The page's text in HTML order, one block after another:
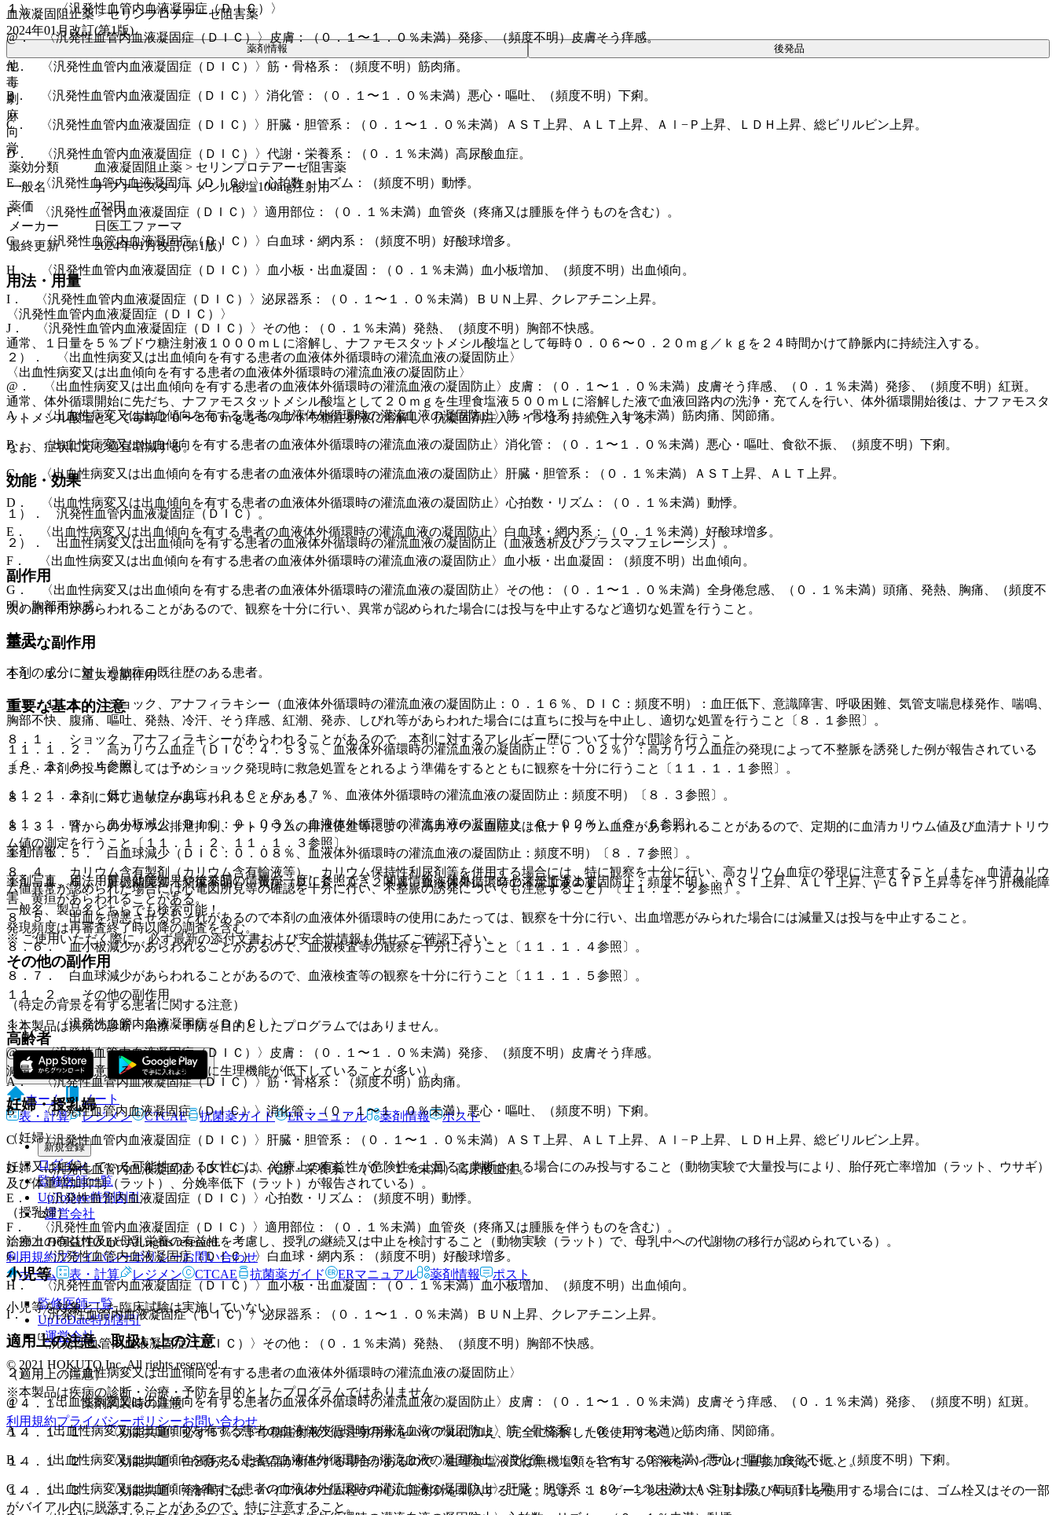
１）． 〈汎発性血管内血液凝固症（ＤＩＣ）〉
@． 〈汎発性血管内血液凝固症（ＤＩＣ）〉皮膚：（０．１〜１．０％未満）発疹、（頻度不明）皮膚そう痒感。
A． 〈汎発性血管内血液凝固症（ＤＩＣ）〉筋・骨格系：（頻度不明）筋肉痛。
B． 〈汎発性血管内血液凝固症（ＤＩＣ）〉消化管：（０．１〜１．０％未満）悪心・嘔吐、（頻度不明）下痢。
C． 〈汎発性血管内血液凝固症（ＤＩＣ）〉肝臓・胆管系：（０．１〜１．０％未満）ＡＳＴ上昇、ＡＬＴ上昇、Ａｌ−Ｐ上昇、ＬＤＨ上昇、総ビリルビン上昇。
D． 〈汎発性血管内血液凝固症（ＤＩＣ）〉代謝・栄養系：（０．１％未満）高尿酸血症。
E． 〈汎発性血管内血液凝固症（ＤＩＣ）〉心拍数・リズム：（頻度不明）動悸。
F． 〈汎発性血管内血液凝固症（ＤＩＣ）〉適用部位：（０．１％未満）血管炎（疼痛又は腫脹を伴うものを含む）。
G． 〈汎発性血管内血液凝固症（ＤＩＣ）〉白血球・網内系：（頻度不明）好酸球増多。
H． 〈汎発性血管内血液凝固症（ＤＩＣ）〉血小板・出血凝固：（０．１％未満）血小板増加、（頻度不明）出血傾向。
I． 〈汎発性血管内血液凝固症（ＤＩＣ）〉泌尿器系：（０．１〜１．０％未満）ＢＵＮ上昇、クレアチニン上昇。
J． 〈汎発性血管内血液凝固症（ＤＩＣ）〉その他：（０．１％未満）発熱、（頻度不明）胸部不快感。
２）． 〈出血性病変又は出血傾向を有する患者の血液体外循環時の灌流血液の凝固防止〉
@． 〈出血性病変又は出血傾向を有する患者の血液体外循環時の灌流血液の凝固防止〉皮膚：（０．１〜１．０％未満）皮膚そう痒感、（０．１％未満）発疹、（頻度不明）紅斑。
A． 〈出血性病変又は出血傾向を有する患者の血液体外循環時の灌流血液の凝固防止〉筋・骨格系：（０．１％未満）筋肉痛、関節痛。
B． 〈出血性病変又は出血傾向を有する患者の血液体外循環時の灌流血液の凝固防止〉消化管：（０．１〜１．０％未満）悪心・嘔吐、食欲不振、（頻度不明）下痢。
C． 〈出血性病変又は出血傾向を有する患者の血液体外循環時の灌流血液の凝固防止〉肝臓・胆管系：（０．１％未満）ＡＳＴ上昇、ＡＬＴ上昇。
D． 〈出血性病変又は出血傾向を有する患者の血液体外循環時の灌流血液の凝固防止〉心拍数・リズム：（０．１％未満）動悸。
E． 〈出血性病変又は出血傾向を有する患者の血液体外循環時の灌流血液の凝固防止〉白血球・網内系：（０．１％未満）好酸球増多。
F． 〈出血性病変又は出血傾向を有する患者の血液体外循環時の灌流血液の凝固防止〉血小板・出血凝固：（頻度不明）出血傾向。
G． 〈出血性病変又は出血傾向を有する患者の血液体外循環時の灌流血液の凝固防止〉その他：（０．１〜１．０％未満）全身倦怠感、（０．１％未満）頭痛、発熱、胸痛、（頻度不
明）胸部不快感。
禁忌
本剤の成分に対し過敏症の既往歴のある患者。
重要な基本的注意
８．１． ショック、アナフィラキシーがあらわれることがあるので、本剤に対するアレルギー歴について十分な問診を行うこと。
また、本剤の投与に際しては予めショック発現時に救急処置をとれるよう準備をするとともに観察を十分に行うこと〔１１．１．１参照〕。
８．２． 本剤に対し過敏症があらわれることがある。
８．３． 腎からのカリウム排泄抑制、ナトリウムの排泄促進等により、高カリウム血症又は低ナトリウム血症があらわれることがあるので、定期的に血清カリウム値及び血清ナトリウ
ム値の測定を行うこと〔１１．１．２、１１．１．３参照〕。
８．４． カリウム含有製剤（カリウム含有輸液等）、カリウム保持性利尿剤等を併用する場合には、特に観察を十分に行い、高カリウム血症の発現に注意すること（また、血清カリウ
ム値異常が認められた場合には心電図所見等の確認を十分に行い、不整脈の誘発についても注意すること）〔１１．１．２参照〕。
８．５． 出血を増悪させるおそれがあるので本剤の血液体外循環時の使用にあたっては、観察を十分に行い、出血増悪がみられた場合には減量又は投与を中止すること。
８．６． 血小板減少があらわれることがあるので、血液検査等の観察を十分に行うこと〔１１．１．４参照〕。
８．７． 白血球減少があらわれることがあるので、血液検査等の観察を十分に行うこと〔１１．１．５参照〕。
（特定の背景を有する患者に関する注意）
高齢者
減量するなど注意すること（一般的に生理機能が低下していることが多い）。
妊婦・授乳婦
（妊婦）
妊婦又は妊娠している可能性のある女性には、治療上の有益性が危険性を上回ると判断される場合にのみ投与すること（動物実験で大量投与により、胎仔死亡率増加（ラット、ウサギ）
及び体重増加抑制（ラット）、分娩率低下（ラット）が報告されている）。
（授乳婦）
治療上の有益性及び母乳栄養の有益性を考慮し、授乳の継続又は中止を検討すること（動物実験（ラット）で、母乳中への代謝物の移行が認められている）。
小児等
小児等を対象とした臨床試験は実施していない。
適用上の注意、取扱い上の注意
（適用上の注意）
１４．１． 薬剤調製時の注意
１４．１．１． 〈効能共通〉必ず５％ブドウ糖注射液又は注射用水をバイアルに加え、完全に溶解した後使用すること。
１４．１．２． 〈効能共通〉白濁あるいは結晶が析出する場合があるので、生理食塩液又は無機塩類を含有する溶液をバイアルに直接加えないこと。
１４．１．３． 〈効能共通〉溶解時には、バイアルのゴム栓の中心に注射針を刺入すること。なお、１８ゲージ以上の太い注射針及び両頭針を使用する場合には、ゴム栓又はその一部
がバイアル内に脱落することがあるので、特に注意すること。
血液凝固阻止薬 > セリンプロテアーゼ阻害薬
2024年01月改訂(第1版)
薬剤情報 後発品
他
毒
劇
麻
向
覚
薬効分類
血液凝固阻止薬 > セリンプロテアーゼ阻害薬
一般名
ナファモスタットメシル酸塩100mg注射用
薬価
732円
メーカー
日医工ファーマ
最終更新
2024年01月改訂(第1版)
用法・用量
〈汎発性血管内血液凝固症（ＤＩＣ）〉
通常、１日量を５％ブドウ糖注射液１０００ｍＬに溶解し、ナファモスタットメシル酸塩として毎時０．０６〜０．２０ｍｇ／ｋｇを２４時間かけて静脈内に持続注入する。
〈出血性病変又は出血傾向を有する患者の血液体外循環時の灌流血液の凝固防止〉
通常、体外循環開始に先だち、ナファモスタットメシル酸塩として２０ｍｇを生理食塩液５００ｍＬに溶解した液で血液回路内の洗浄・充てんを行い、体外循環開始後は、ナファモスタ
ットメシル酸塩として毎時２０〜５０ｍｇを５％ブドウ糖注射液に溶解し、抗凝固剤注入ラインより持続注入する。
なお、症状に応じ適宜増減する。
効能・効果
１）． 汎発性血管内血液凝固症（ＤＩＣ）。
２）． 出血性病変又は出血傾向を有する患者の血液体外循環時の灌流血液の凝固防止（血液透析及びプラスマフェレーシス）。
副作用
次の副作用があらわれることがあるので、観察を十分に行い、異常が認められた場合には投与を中止するなど適切な処置を行うこと。
重大な副作用
１１．１． 重大な副作用
１１．１．１． ショック、アナフィラキシー（血液体外循環時の灌流血液の凝固防止：０．１６％、ＤＩＣ：頻度不明）：血圧低下、意識障害、呼吸困難、気管支喘息様発作、喘鳴、
胸部不快、腹痛、嘔吐、発熱、冷汗、そう痒感、紅潮、発赤、しびれ等があらわれた場合には直ちに投与を中止し、適切な処置を行うこと〔８．１参照〕。
１１．１．２． 高カリウム血症（ＤＩＣ：４．５３％、血液体外循環時の灌流血液の凝固防止：０．０２％）：高カリウム血症の発現によって不整脈を誘発した例が報告されている
〔８．３、８．４参照〕。
１１．１．３． 低ナトリウム血症（ＤＩＣ：０．４７％、血液体外循環時の灌流血液の凝固防止：頻度不明）〔８．３参照〕。
１１．１．４． 血小板減少（ＤＩＣ：０．０３％、血液体外循環時の灌流血液の凝固防止：０．０２％）〔８．６参照〕。
１１．１．５． 白血球減少（ＤＩＣ：０．０８％、血液体外循環時の灌流血液の凝固防止：頻度不明）〔８．７参照〕。
１１．１．６． 肝機能障害（頻度不明）、黄疸（ＤＩＣ：０．２８％、血液体外循環時の灌流血液の凝固防止：頻度不明）：ＡＳＴ上昇、ＡＬＴ上昇、γ−ＧＴＰ上昇等を伴う肝機能障
害、黄疸があらわれることがある。
発現頻度は再審査終了時以降の調査を含む。
その他の副作用
１１．２． その他の副作用
１）． 〈汎発性血管内血液凝固症（ＤＩＣ）〉
@． 〈汎発性血管内血液凝固症（ＤＩＣ）〉皮膚：（０．１〜１．０％未満）発疹、（頻度不明）皮膚そう痒感。
A． 〈汎発性血管内血液凝固症（ＤＩＣ）〉筋・骨格系：（頻度不明）筋肉痛。
B． 〈汎発性血管内血液凝固症（ＤＩＣ）〉消化管：（０．１〜１．０％未満）悪心・嘔吐、（頻度不明）下痢。
C． 〈汎発性血管内血液凝固症（ＤＩＣ）〉肝臓・胆管系：（０．１〜１．０％未満）ＡＳＴ上昇、ＡＬＴ上昇、Ａｌ−Ｐ上昇、ＬＤＨ上昇、総ビリルビン上昇。
D． 〈汎発性血管内血液凝固症（ＤＩＣ）〉代謝・栄養系：（０．１％未満）高尿酸血症。
E． 〈汎発性血管内血液凝固症（ＤＩＣ）〉心拍数・リズム：（頻度不明）動悸。
F． 〈汎発性血管内血液凝固症（ＤＩＣ）〉適用部位：（０．１％未満）血管炎（疼痛又は腫脹を伴うものを含む）。
G． 〈汎発性血管内血液凝固症（ＤＩＣ）〉白血球・網内系：（頻度不明）好酸球増多。
H． 〈汎発性血管内血液凝固症（ＤＩＣ）〉血小板・出血凝固：（０．１％未満）血小板増加、（頻度不明）出血傾向。
I． 〈汎発性血管内血液凝固症（ＤＩＣ）〉泌尿器系：（０．１〜１．０％未満）ＢＵＮ上昇、クレアチニン上昇。
J． 〈汎発性血管内血液凝固症（ＤＩＣ）〉その他：（０．１％未満）発熱、（頻度不明）胸部不快感。
２）． 〈出血性病変又は出血傾向を有する患者の血液体外循環時の灌流血液の凝固防止〉
@． 〈出血性病変又は出血傾向を有する患者の血液体外循環時の灌流血液の凝固防止〉皮膚：（０．１〜１．０％未満）皮膚そう痒感、（０．１％未満）発疹、（頻度不明）紅斑。
A． 〈出血性病変又は出血傾向を有する患者の血液体外循環時の灌流血液の凝固防止〉筋・骨格系：（０．１％未満）筋肉痛、関節痛。
B． 〈出血性病変又は出血傾向を有する患者の血液体外循環時の灌流血液の凝固防止〉消化管：（０．１〜１．０％未満）悪心・嘔吐、食欲不振、（頻度不明）下痢。
C． 〈出血性病変又は出血傾向を有する患者の血液体外循環時の灌流血液の凝固防止〉肝臓・胆管系：（０．１％未満）ＡＳＴ上昇、ＡＬＴ上昇。
薬剤情報
薬剤写真、用法用量、効能効果や後発品の情報が一度に参照でき、関連情報へ簡単にアクセスができます。
一般名、製品名どちらでも検索可能！
※ ご使用いただく際に、必ず最新の添付文書および安全性情報も併せてご確認下さい。
※本製品は疾病の診断・治療・予防を目的としたプログラムではありません。
ホーム
ノート
表・計算
レジメン CTCAE 抗菌薬ガイド ERマニュアル 薬剤情報 ポスト
新規登録
ログイン
監修医師一覧
UpToDate特別割引
運営会社
© 2021 HOKUTO Inc. All rights reserved.
利用規約プライバシーポリシーお問い合わせ
ホーム
表・計算 レジメン CTCAE 抗菌薬ガイド ERマニュアル 薬剤情報 ポスト
監修医師一覧
UpToDate特別割引
運営会社
© 2021 HOKUTO Inc. All rights reserved.
※本製品は疾病の診断・治療・予防を目的としたプログラムではありません。
利用規約プライバシーポリシーお問い合わせ